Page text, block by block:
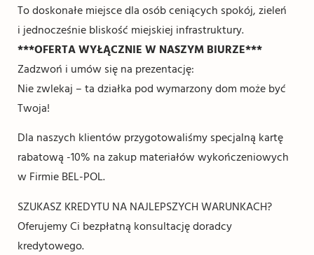
To doskonałe miejsce dla osób ceniących spokój, zieleń
i jednocześnie bliskość miejskiej infrastruktury.
***OFERTA WYŁĄCZNIE W NASZYM BIURZE***
Zadzwoń i umów się na prezentację:
Nie zwlekaj – ta działka pod wymarzony dom może być
Twoja!
Dla naszych klientów przygotowaliśmy specjalną kartę
rabatową -10% na zakup materiałów wykończeniowych
w Firmie BEL-POL.
SZUKASZ KREDYTU NA NAJLEPSZYCH WARUNKACH?
Oferujemy Ci bezpłatną konsultację doradcy
kredytowego.